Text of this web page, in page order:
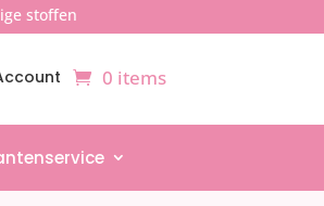
stoffen
0 items